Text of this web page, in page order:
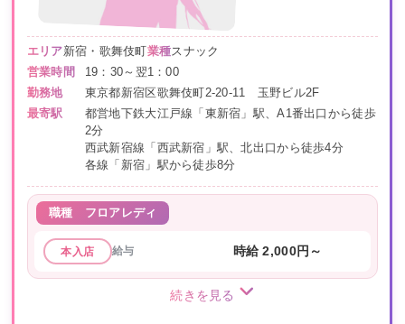
エリア新宿・歌舞伎町 業種スナック
営業時間
19：30～翌1：00
勤務地
東京都新宿区歌舞伎町2-20-11 玉野ビル2F
最寄駅
都営地下鉄大江戸線「東新宿」駅、A1番出口から徒歩
2分
西武新宿線「西武新宿」駅、北出口から徒歩4分
各線「新宿」駅から徒歩8分
職種 フロアレディ
本入店 給与 時給 2,000円～
続きを見る